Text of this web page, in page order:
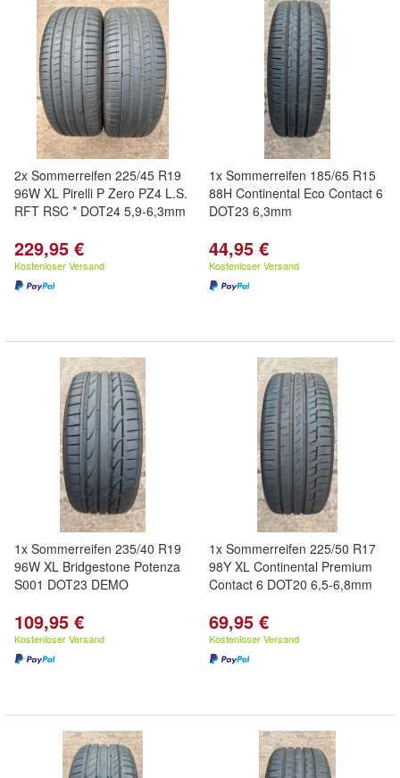
2x Sommerreifen 225/45 R19
96W XL Pirelli P Zero PZ4 L.S.
RFT RSC * DOT24 5,9-6,3mm
229,95 €
Kostenloser Versand
1x Sommerreifen 185/65 R15
88H Continental Eco Contact 6
DOT23 6,3mm
44,95 €
Kostenloser Versand
1x Sommerreifen 235/40 R19
96W XL Bridgestone Potenza
S001 DOT23 DEMO
109,95 €
Kostenloser Versand
1x Sommerreifen 225/50 R17
98Y XL Continental Premium
Contact 6 DOT20 6,5-6,8mm
69,95 €
Kostenloser Versand